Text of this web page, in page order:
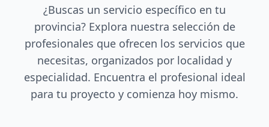
¿Buscas un servicio específico en tu
provincia? Explora nuestra selección de
profesionales que ofrecen los servicios que
necesitas, organizados por localidad y
especialidad. Encuentra el profesional ideal
para tu proyecto y comienza hoy mismo.